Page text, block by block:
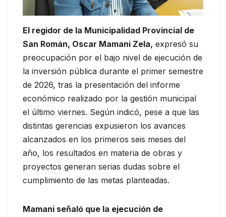
El regidor de la Municipalidad Provincial de
San Román, Oscar Mamani Zela, expresó su
preocupación por el bajo nivel de ejecución de
la inversión pública durante el primer semestre
de 2026, tras la presentación del informe
económico realizado por la gestión municipal
el último viernes. Según indicó, pese a que las
distintas gerencias expusieron los avances
alcanzados en los primeros seis meses del
año, los resultados en materia de obras y
proyectos generan serias dudas sobre el
cumplimiento de las metas planteadas.
Mamani señaló que la ejecución de